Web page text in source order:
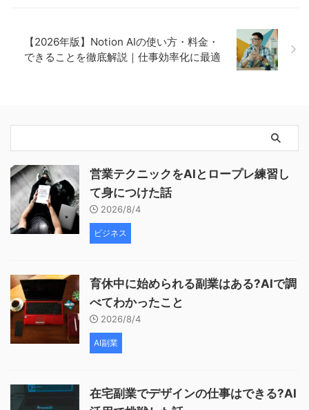
【2026年版】Notion AIの使い方・料金・
できることを徹底解説｜仕事効率化に最適
営業テクニックをAIとロープレ練習し
て身につけた話
2026/8/4
ビジネス
育休中に始められる副業はある?AIで調
べてわかったこと
2026/8/4
AI副業
在宅副業でデザインの仕事はできる?AI